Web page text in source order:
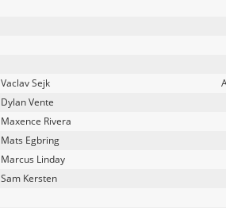
Vaclav Sejk
Dylan Vente
Maxence Rivera
Mats Egbring
Marcus Linday
Sam Kersten